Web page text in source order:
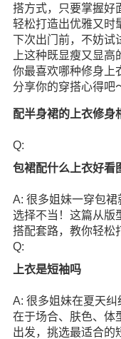
搭方式，只要掌握好
轻松打造出优雅又时
下次出门前，不妨试
上这种既显瘦又显高
你最喜欢哪种修身上
分享你的穿搭心得吧
配半身裙的上衣修身
Q:
包裙配什么上衣好看
A: 很多姐妹一穿包
选择不当！这篇从版
搭配套路，教你轻松
Q:
上衣是短袖吗
A: 很多姐妹在夏天
在于场合、肤色、体
出发，挑选最适合的